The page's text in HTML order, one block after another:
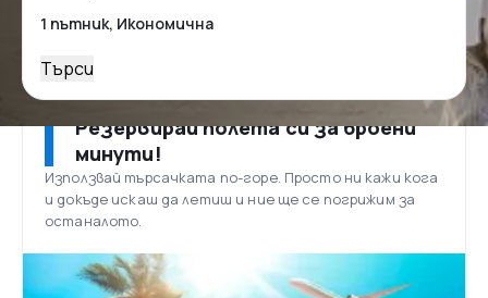
Търси
Резервирай полета си за броени
минути!
Използвай търсачката по-горе. Просто ни кажи кога
и докъде искаш да летиш и ние ще се погрижим за
останалото.